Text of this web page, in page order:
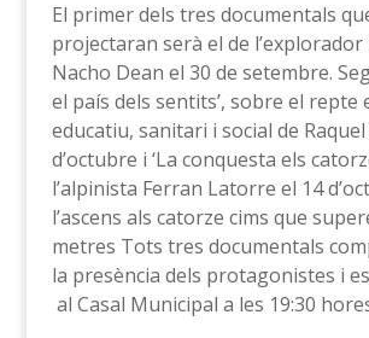
El primer dels tres documentals
projectaran serà el de
Nacho Dean el 30 de setembre.
el país dels sentits’, sobre el repte
educatiu, sanitari i social de Raquel
d’octubre i ‘La conquesta els
l’alpinista Ferran Latorre el 14
l’ascens als catorze cims que
metres Tots tres documentals
la presència dels protagonistes i
al Casal Municipal a les 19:30